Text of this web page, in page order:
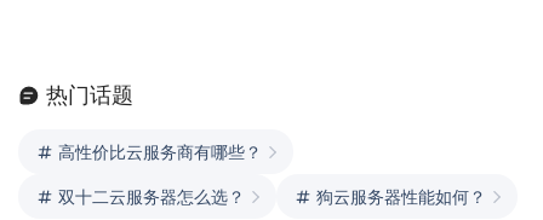
热门话题
高性价比云服务商有哪些？
双十二云服务器怎么选？ 狗云服务器性能如何？